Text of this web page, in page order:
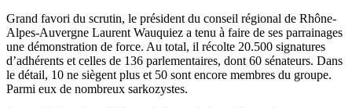
Grand favori du scrutin, le président du conseil régional de Rhône-
Alpes-Auvergne Laurent Wauquiez a tenu à faire de ses parrainages
une démonstration de force. Au total, il récolte 20.500 signatures
d’adhérents et celles de 136 parlementaires, dont 60 sénateurs. Dans
le détail, 10 ne siègent plus et 50 sont encore membres du groupe.
Parmi eux de nombreux sarkozystes.